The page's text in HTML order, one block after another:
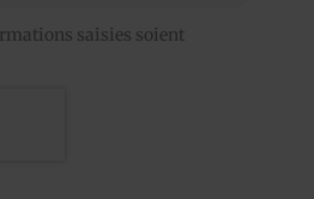
saisies soient